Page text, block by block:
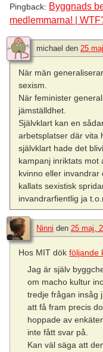
Pingback: Byggnads
medlemmarna! |
michael den 25
När män
sexism.
När feminister
jämställdhet.
Självklart kan en
arbetsplatser där vita
självklart hade det
kampanj inriktats mot
kvinno eller invandrar
kallats sexistisk
invandrarfientlig ja
Ninni den 25 maj,
Hos MIT dökföljande
Jag är själv
om macho kultur
tredje frågan insåg
att få fram precis
hoppade av
inte fått svar på.
Kan väl säga att